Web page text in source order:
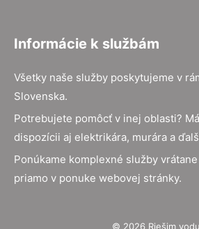
Informácie k službám
Všetky naše služby poskytujeme v
Slovenska.
Potrebujete pomôcť v inej oblasti?
dispozícii aj elektrikára, murára a
Ponúkame komplexné služby
priamo v ponuke webovej stránky.
© 2026 Riešim vodu